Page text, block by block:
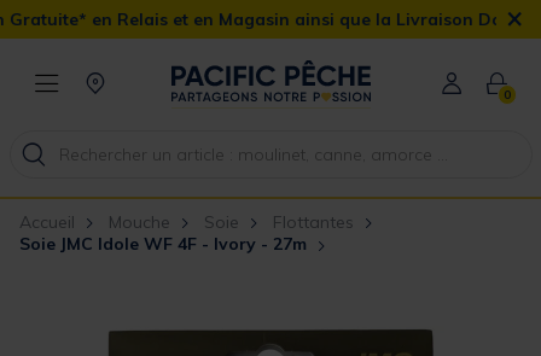
en Relais et en Magasin ainsi que la Livraison Domicile ×
0
Accueil Mouche Soie
Flottantes
Soie JMC Idole WF 4F - Ivory - 27m